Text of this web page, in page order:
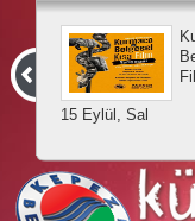
15 Eylül, Sal